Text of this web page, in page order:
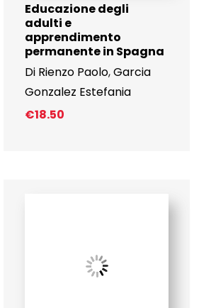
Educazione degli
adulti e
apprendimento
permanente in Spagna
Di Rienzo Paolo,Garcia
Gonzalez Estefania
€18.50